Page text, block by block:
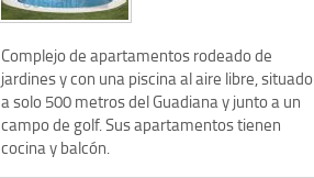
Complejo de apartamentos rodeado de
jardines y con una piscina al aire libre, situado
a solo 500 metros del Guadiana y junto a un
campo de golf. Sus apartamentos tienen
cocina y balcón.